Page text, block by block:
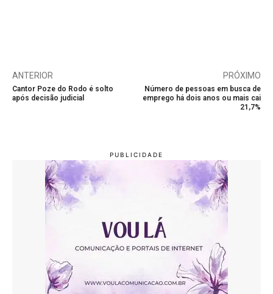
ANTERIOR
Cantor Poze do Rodo é solto
após decisão judicial
PRÓXIMO
Número de pessoas em busca de
emprego há dois anos ou mais cai
21,7%